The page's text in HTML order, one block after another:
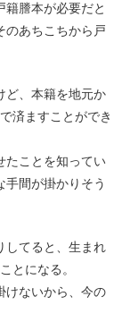
籍謄本が必要だと
のあちこちから戸
ど、本籍を地元か
済ますことができ
たことを知ってい
手間が掛かりそう
してると、生まれ
とになる。
けないから、今の